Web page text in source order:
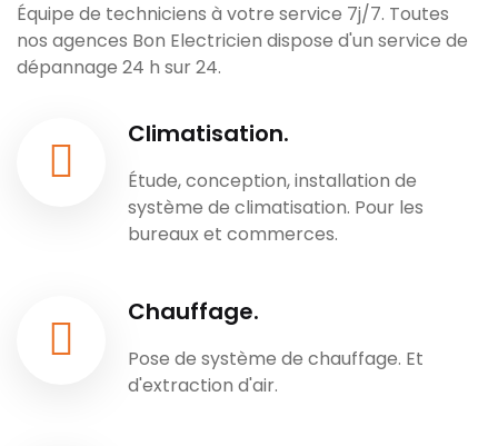
Équipe de techniciens à votre service 7j/7. Toutes
nos agences Bon Electricien dispose d'un service de
dépannage 24 h sur 24.
Climatisation.
Étude, conception, installation de
système de climatisation. Pour les
bureaux et commerces.
Chauffage.
Pose de système de chauffage. Et
d'extraction d'air.